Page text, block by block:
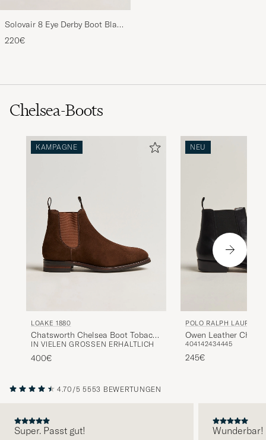
Solovair 8 Eye Derby Boot Black
Shine
220€
Chelsea-Boots
KAMPAGNE
LOAKE 1880
Chatsworth Chelsea Boot Tobacco
Suede
IN VIELEN GRÖSSEN ERHÄLTLICH
400€
NEU
POLO RALPH LAUREN
Owen Leather
Black
404142434445
245€
4.70/5 5553 BEWERTUNGEN
Super. Passt gut! Wunderbar!